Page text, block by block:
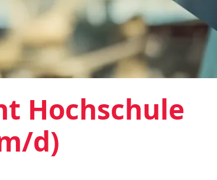
Hochschule
d)